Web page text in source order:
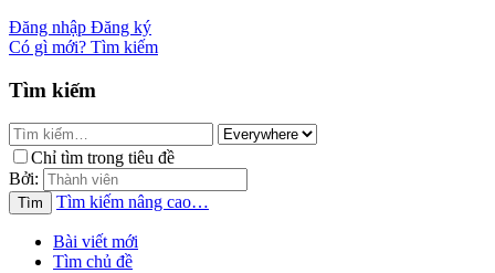
Đăng nhập Đăng ký
Có gì mới? Tìm kiếm
Tìm kiếm
Chỉ tìm trong tiêu đề
Bởi:
Tìm Tìm kiếm nâng cao…
Bài viết mới
Tìm chủ đề